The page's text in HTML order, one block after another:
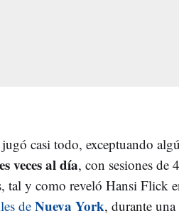
casi todo, exceptuando
veces al día, con sesiones de
tal y como reveló Hansi Flick
de Nueva York, durante una